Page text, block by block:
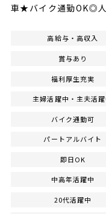
車★バイク通勤OK◎
高給与・高収入
賞与あり
福利厚生充実
主婦活躍中・主夫活躍
バイク通勤可
パートアルバイト
即日OK
中高年活躍中
20代活躍中